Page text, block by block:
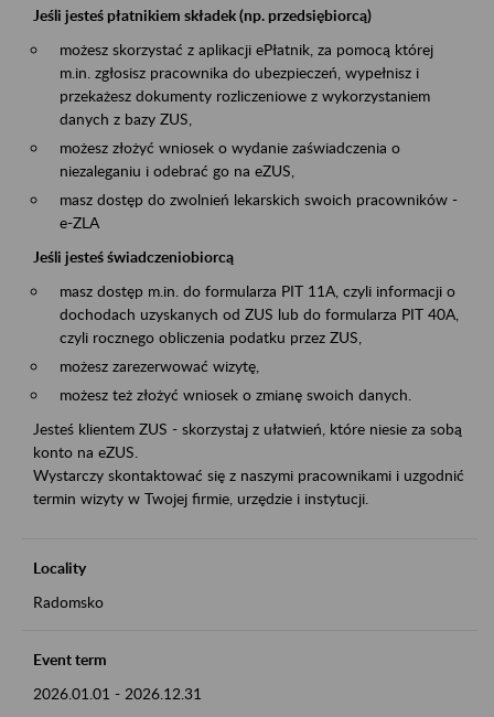
Jeśli jesteś płatnikiem składek (np. przedsiębiorcą)
możesz skorzystać z aplikacji ePłatnik, za pomocą której
m.in. zgłosisz pracownika do ubezpieczeń, wypełnisz i
przekażesz dokumenty rozliczeniowe z wykorzystaniem
danych z bazy ZUS,
możesz złożyć wniosek o wydanie zaświadczenia o
niezaleganiu i odebrać go na eZUS,
masz dostęp do zwolnień lekarskich swoich pracowników -
e-ZLA
Jeśli jesteś świadczeniobiorcą
masz dostęp m.in. do formularza PIT 11A, czyli informacji o
dochodach uzyskanych od ZUS lub do formularza PIT 40A,
czyli rocznego obliczenia podatku przez ZUS,
możesz zarezerwować wizytę,
możesz też złożyć wniosek o zmianę swoich danych.
Jesteś klientem ZUS - skorzystaj z ułatwień, które niesie za sobą
konto na eZUS.
Wystarczy skontaktować się z naszymi pracownikami i uzgodnić
termin wizyty w Twojej firmie, urzędzie i instytucji.
Locality
Radomsko
Event term
2026.01.01 - 2026.12.31